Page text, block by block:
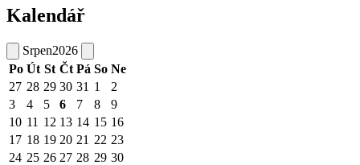
Kalendář
Srpen2026
Po Út St Čt Pá So Ne
27 28 29 30 31 1
2
3
4 5 6 7 8
9
10 11 12 13 14 15 16
17 18 19 20 21 22 23
24 25 26 27 28 29 30